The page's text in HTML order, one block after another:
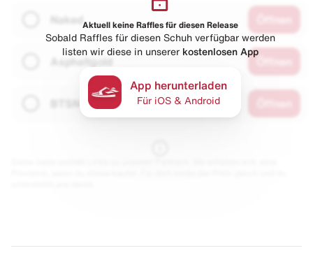
Naked
Asphaltgold
Aktuell keine Raffles für diesen Release
Sobald Raffles für diesen Schuh verfügbar werden
listen wir diese in unserer kostenlosen App
App herunterladen
Für iOS & Android